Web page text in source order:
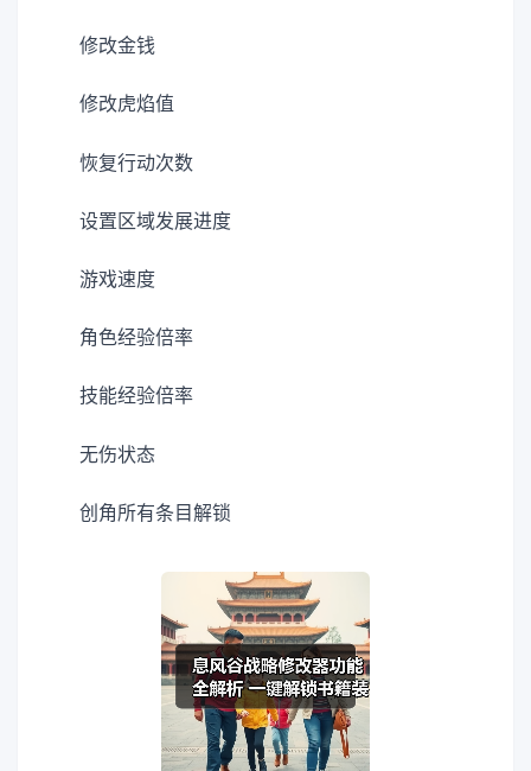
修改金钱
修改虎焰值
恢复行动次数
设置区域发展进度
游戏速度
角色经验倍率
技能经验倍率
无伤状态
创角所有条目解锁